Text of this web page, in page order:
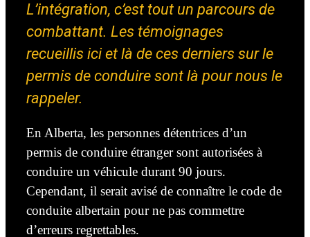
L’intégration, c’est tout un parcours de
combattant. Les témoignages
recueillis ici et là de ces derniers sur le
permis de conduire sont là pour nous le
rappeler.
En Alberta, les personnes détentrices d’un
permis de conduire étranger sont autorisées à
conduire un véhicule durant 90 jours.
Cependant, il serait avisé de connaître le code de
conduite albertain pour ne pas commettre
d’erreurs regrettables.